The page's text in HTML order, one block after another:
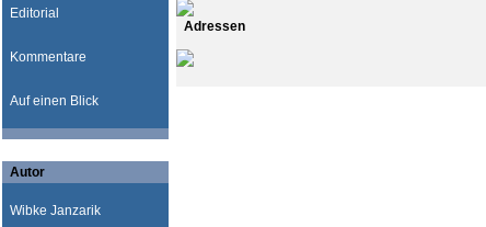
Editorial
Kommentare
Auf einen Blick
Autor
Wibke Janzarik
Adressen